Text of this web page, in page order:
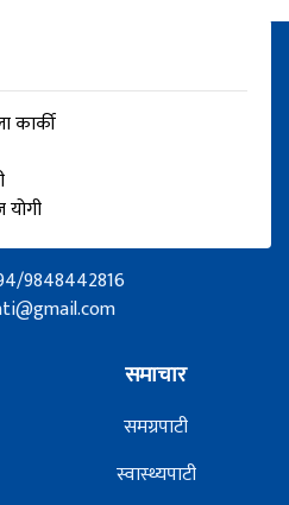
कार्की
9848442816
समाचार
समग्रपाटी
स्वास्थ्यपाटी